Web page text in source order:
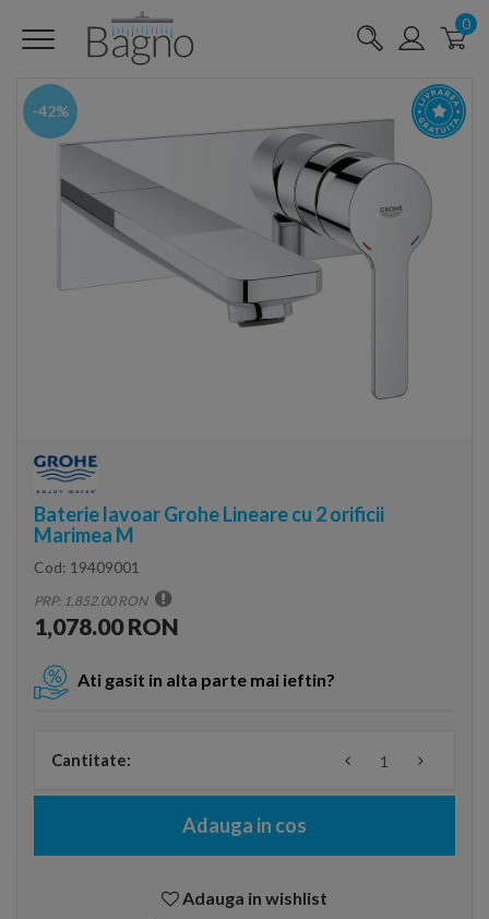
0
-42%
Baterie lavoar Grohe Lineare cu 2 orificii
Marimea M
Cod: 19409001
PRP: 1,852.00 RON
1,078.00 RON
Ati gasit in alta parte mai ieftin?
Cantitate:
Adauga in cos
Adauga in wishlist